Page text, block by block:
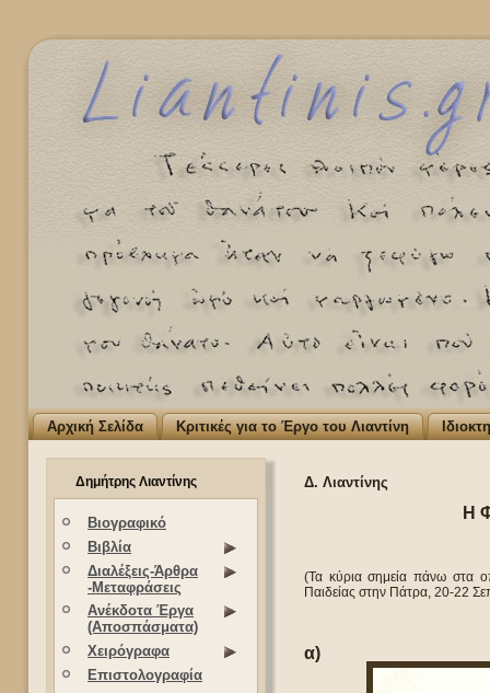
Αρχική Σελίδα Κριτικές για το Έργο του Λιαντίνη
Δημήτρης Λιαντίνης
Βιογραφικό
Βιβλία
Διαλέξεις-Άρθρα
-Μεταφράσεις
Ανέκδοτα Έργα
(Αποσπάσματα)
Χειρόγραφα
Επιστολογραφία
Δ. Λιαντίνης
Η
(Τα κύρια σημεία πάνω στα
Παιδείας στην Πάτρα, 20-22
α)